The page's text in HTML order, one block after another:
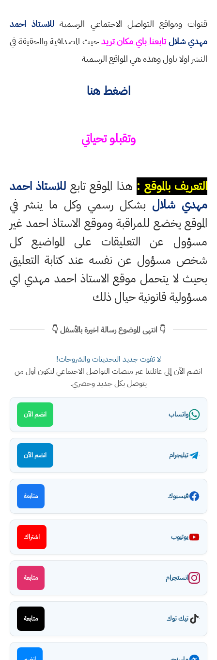
قنوات ومواقع التواصل الاجتماعي الرسمية للاستاذ احمد
مهدي شلالتابعنا باي مكان تريدحيث المصداقية والحقيقة في
النشر اولا باول وهذه هي المواقع الرسمية
اضغط هنا
وتقبلو تحياتي
التعريف بالموقع : هذا الموقع تابع للاستاذ احمد
مهدي شلال بشكل رسمي وكل ما ينشر في
الموقع يخضع للمراقبة وموقع الاستاذ احمد غير
مسؤول عن التعليقات على المواضيع كل
شخص مسؤول عن نفسه عند كتابة التعليق
بحيث لا يتحمل موقع الاستاذ احمد مهدي اي
مسؤولية قانونية حيال ذلك
👇 انتهى الموضوع رسالة اخيرة بالأسفل 👇
لا تفوت جديد التحديثات والشروحات!
انضم الآن إلى عائلتنا عبر منصات التواصل الاجتماعي لتكون أول من
يتوصل بكل جديد وحصري.
واتساب انضم الآن
تيليجرام انضم الآن
فيسبوك متابعة
يوتيوب اشتراك
انستجرام متابعة
تيك توك متابعة